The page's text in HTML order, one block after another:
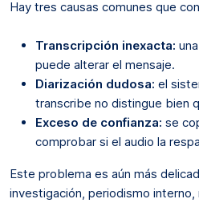
Hay tres causas comunes que
Transcripción inexacta:
puede alterar el mensaje.
Diarización dudosa: el
transcribe no distingue bien
Exceso de confianza: se
comprobar si el audio la
Este problema es aún más
investigación, periodismo